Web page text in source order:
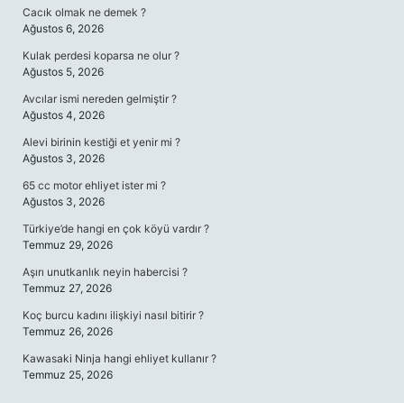
Cacık olmak ne demek ?
Ağustos 6, 2026
Kulak perdesi koparsa ne olur ?
Ağustos 5, 2026
Avcılar ismi nereden gelmiştir ?
Ağustos 4, 2026
Alevi birinin kestiği et yenir mi ?
Ağustos 3, 2026
65 cc motor ehliyet ister mi ?
Ağustos 3, 2026
Türkiye’de hangi en çok köyü vardır ?
Temmuz 29, 2026
Aşırı unutkanlık neyin habercisi ?
Temmuz 27, 2026
Koç burcu kadını ilişkiyi nasıl bitirir ?
Temmuz 26, 2026
Kawasaki Ninja hangi ehliyet kullanır ?
Temmuz 25, 2026